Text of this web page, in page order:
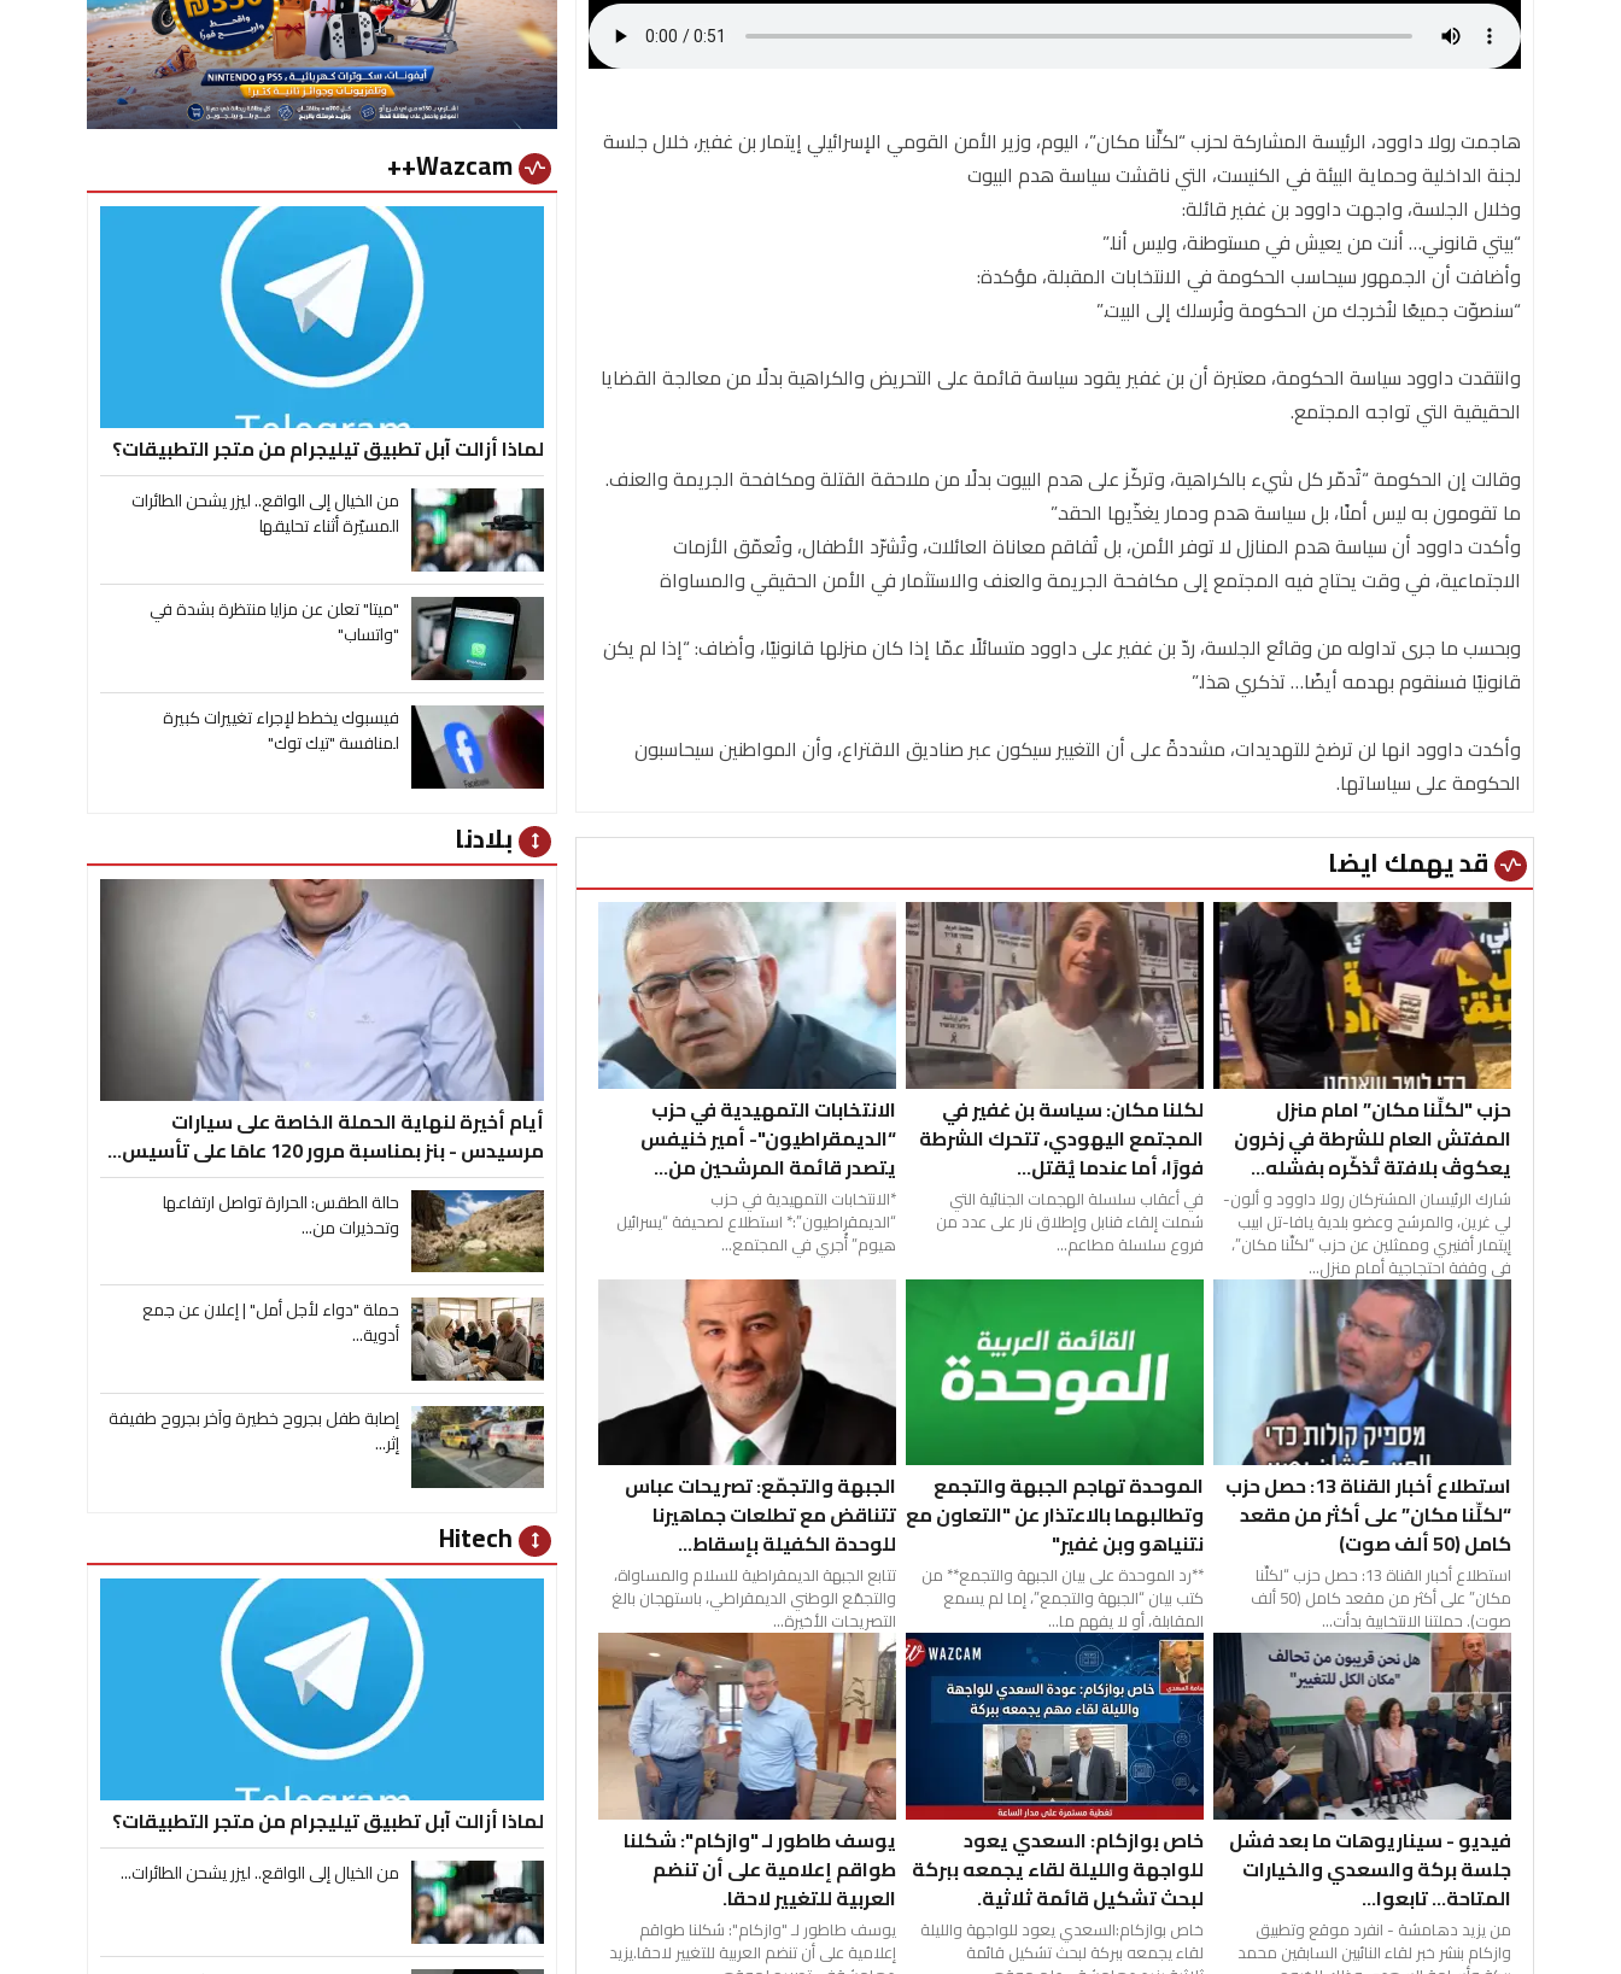
هاجمت رولا داوود، الرئيسة المشاركة لحزب “لكلِّنا مكان”، اليوم، وزير الأمن القومي الإسرائيلي إيتمار بن غفير، خلال جلسة
لجنة الداخلية وحماية البيئة في الكنيست، التي ناقشت سياسة هدم البيوت
وخلال الجلسة، واجهت داوود بن غفير قائلة:
“بيتي قانوني… أنت من يعيش في مستوطنة، وليس أنا.”
وأضافت أن الجمهور سيحاسب الحكومة في الانتخابات المقبلة، مؤكدة:
“سنصوّت جميعًا لنُخرجك من الحكومة ونُرسلك إلى البيت.”
وانتقدت داوود سياسة الحكومة، معتبرة أن بن غفير يقود سياسة قائمة على التحريض والكراهية بدلًا من معالجة القضايا
الحقيقية التي تواجه المجتمع.
وقالت إن الحكومة “تُدمّر كل شيء بالكراهية، وتركّز على هدم البيوت بدلًا من ملاحقة القتلة ومكافحة الجريمة والعنف.
ما تقومون به ليس أمنًا، بل سياسة هدم ودمار يغذّيها الحقد.”
وأكدت داوود أن سياسة هدم المنازل لا توفر الأمن، بل تُفاقم معاناة العائلات، وتُشرّد الأطفال، وتُعمّق الأزمات
الاجتماعية، في وقت يحتاج فيه المجتمع إلى مكافحة الجريمة والعنف والاستثمار في الأمن الحقيقي والمساواة
وبحسب ما جرى تداوله من وقائع الجلسة، ردّ بن غفير على داوود متسائلًا عمّا إذا كان منزلها قانونيًا، وأضاف: “إذا لم يكن
قانونيًا فسنقوم بهدمه أيضًا… تذكري هذا.”
وأكدت داوود انها لن ترضخ للتهديدات، مشددةً على أن التغيير سيكون عبر صناديق الاقتراع، وأن المواطنين سيحاسبون
الحكومة على سياساتها.
vital_signs قد يهمك ايضا
حزب "لكلِّنا مكان” امام منزل
المفتش العام للشرطة في زخرون
يعكوڤ بلافتة تُذكّره بفشله...
شارك الرئيسان المشتركان رولا داوود و ألون-
لي غرين، والمرشح وعضو بلدية يافا-تل ابيب
إيتمار أفنيري وممثلين عن حزب “لكلِّنا مكان”،
في وقفة احتجاجية أمام منزل...
لكلنا مكان: سياسة بن غفير في
المجتمع اليهودي، تتحرك الشرطة
فورًا، أما عندما يُقتل...
في أعقاب سلسلة الهجمات الجنائية التي
شملت إلقاء قنابل وإطلاق نار على عدد من
فروع سلسلة مطاعم...
الانتخابات التمهيدية في حزب
“الديمقراطيون"- أمير خنيفس
يتصدر قائمة المرشحين من...
*الانتخابات التمهيدية في حزب
“الديمقراطيون”:* استطلاع لصحيفة “يسرائيل
هيوم” أُجري في المجتمع...
استطلاع أخبار القناة 13: حصل حزب
“لكلِّنا مكان” على أكثر من مقعد
كامل (50 ألف صوت)
استطلاع أخبار القناة 13: حصل حزب “لكلِّنا
مكان” على أكثر من مقعد كامل (50 ألف
صوت). حملتنا الانتخابية بدأت...
الموحدة تهاجم الجبهة والتجمع
وتطالبهما بالاعتذار عن "التعاون مع
نتنياهو وبن غفير"
**رد الموحدة على بيان الجبهة والتجمع** من
كتب بيان “الجبهة والتجمع”، إما لم يسمع
المقابلة، أو لا يفهم ما...
الجبهة والتجمّع: تصريحات عباس
تتناقض مع تطلعات جماهيرنا
للوحدة الكفيلة بإسقاط...
تتابع الجبهة الديمقراطية للسلام والمساواة،
والتجمّع الوطني الديمقراطي، باستهجان بالغ
التصريحات الأخيرة...
فيديو - سيناريوهات ما بعد فشل
جلسة بركة والسعدي والخيارات
المتاحة... تابعوا...
من يزيد دهامشة - انفرد موقع وتطبيق
وازكام بنشر خبر لقاء النائبين السابقين محمد
خاص بوازكام: السعدي يعود
للواجهة والليلة لقاء يجمعه ببركة
لبحث تشكيل قائمة ثلاثية.
خاص بوازكام:السعدي يعود للواجهة والليلة
لقاء يجمعه ببركة لبحث تشكيل قائمة
يوسف طاطور لـ "وازكام": شكلنا
طواقم إعلامية على أن تنضم
العربية للتغيير لاحقا.
يوسف طاطور لـ "وازكام": شكلنا طواقم
إعلامية على أن تنضم العربية للتغيير لاحقا.يزيد
vital_signs
لماذا أزالت آبل تطبيق تيليجرام من متجر التطبيقات؟
من الخيال إلى الواقع.. ليزر يشحن الطائرات
المسيّرة أثناء تحليقها
"ميتا" تعلن عن مزايا منتظرة بشدة في
"واتساب"
فيسبوك يخطط لإجراء تغييرات كبيرة
لمنافسة "تيك توك"
height بلادنا
أيام أخيرة لنهاية الحملة الخاصة على سيارات
مرسيدس - بنز بمناسبة مرور 120 عامَا على تأسيس...
حالة الطقس: الحرارة تواصل ارتفاعها
وتحذيرات من...
حملة "دواء لأجل أمل" | إعلان عن جمع
أدوية...
إصابة طفل بجروح خطيرة وآخر بجروح طفيفة
إثر...
height
لماذا أزالت آبل تطبيق تيليجرام من متجر التطبيقات؟
من الخيال إلى الواقع.. ليزر يشحن الطائرات...